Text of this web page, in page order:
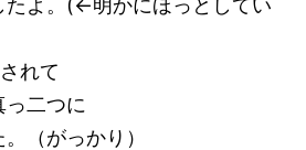
たよ。(←明かにほっとしてい
れて
っ二つに
（がっかり）